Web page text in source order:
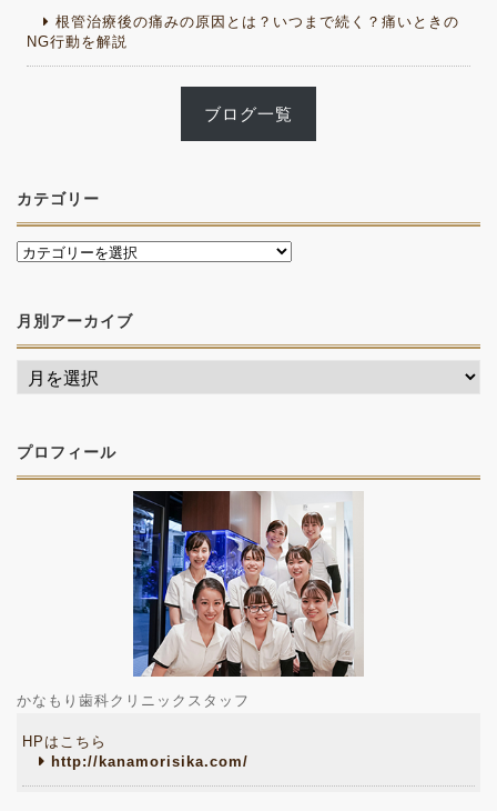
根管治療後の痛みの原因とは？いつまで続く？痛いときの
NG行動を解説
ブログ一覧
カテゴリー
月別アーカイブ
プロフィール
かなもり歯科クリニックスタッフ
HPはこちら
http://kanamorisika.com/